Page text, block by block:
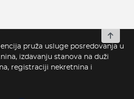
pruža usluge posredovanja u
izdavanju stanova na duži
registraciji nekretnina i
To top